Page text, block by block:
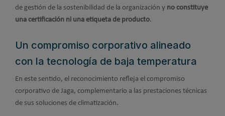
de gestión de la sostenibilidad de la organización y no constituye
una certificación ni una etiqueta de producto.
Un compromiso corporativo alineado
con la tecnología de baja temperatura
En este sentido, el reconocimiento refleja el compromiso
corporativo de Jaga, complementario a las prestaciones técnicas
de sus soluciones de climatización.